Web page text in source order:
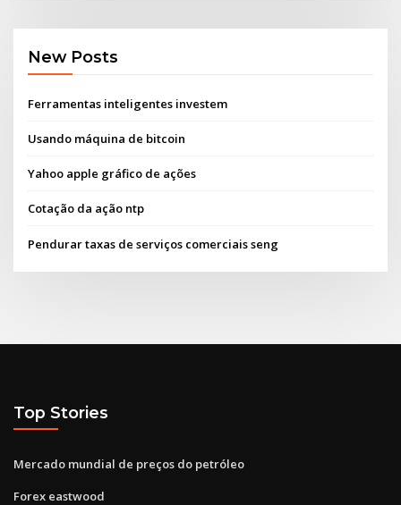
New Posts
Ferramentas inteligentes investem
Usando máquina de bitcoin
Yahoo apple gráfico de ações
Cotação da ação ntp
Pendurar taxas de serviços comerciais seng
Top Stories
Mercado mundial de preços do petróleo
Forex eastwood